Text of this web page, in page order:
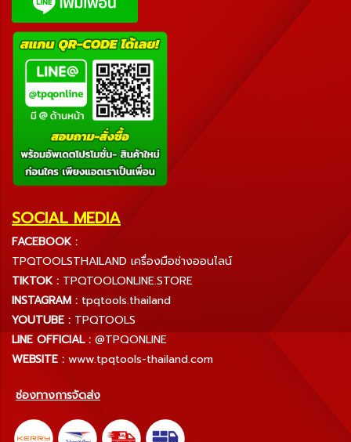
SOCIAL MEDIA
FACEBOOK :
TPQTOOLSTHAILAND เครื่องมือช่างออนไลน์
TIKTOK : TPQTOOLONLINE.STORE
INSTAGRAM : tpqtools.thailand
YOUTUBE : TPQTOOLS
LINE OFFICIAL : @TPQONLINE
WEBSITE : www.tpqtools-thailand.com
ช่องทางการจัดส่ง